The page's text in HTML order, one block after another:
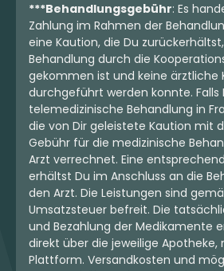
***Behandlungsgebühr: Es
Zahlung im Rahmen der
eine Kaution, die Du
Behandlung durch die
gekommen ist und keine ärztliche
durchgeführt werden konnte. Falls
telemedizinische Behandlung in
die von Dir geleistete Kaution mit
Gebühr für die medizinische
Arzt verrechnet. Eine
erhältst Du im Anschluss an die
den Arzt. Die Leistungen sind
Umsatzsteuer befreit. Die
und Bezahlung der Medikamente
direkt über die jeweilige Apotheke,
Plattform. Versandkosten und